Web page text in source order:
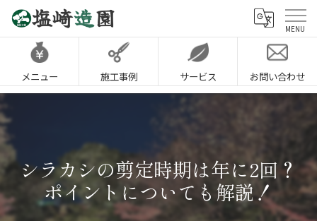
メニュー 施工事例 サービス お問い合わせ
シラカシの剪定時期は年に2回？
ポイントについても解説！